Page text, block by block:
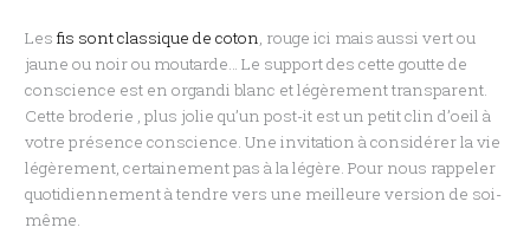
Les fis sont classique de coton, rouge ici mais aussi vert ou
jaune ou noir ou moutarde… Le support des cette goutte de
conscience est en organdi blanc et légèrement transparent.
Cette broderie , plus jolie qu’un post-it est un petit clin d’oeil à
votre présence conscience. Une invitation à considérer la vie
légèrement, certainement pas à la légère. Pour nous rappeler
quotidiennement à tendre vers une meilleure version de soi-
même.